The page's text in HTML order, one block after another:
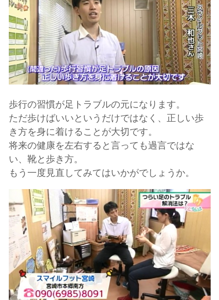
歩行の習慣が足トラブルの元になります。
ただ歩けばいいというだけではなく、正しい歩
き方を身に着けることが大切です。
将来の健康を左右すると言っても過言ではな
い、靴と歩き方。
もう一度見直してみてはいかがでしょうか。